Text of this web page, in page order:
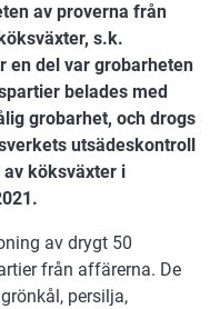
av proverna från
s.k.
en del var grobarheten
belades med
grobarhet, och drogs
utsädeskontroll
köksväxter i
av drygt 50
från affärerna. De
persilja,